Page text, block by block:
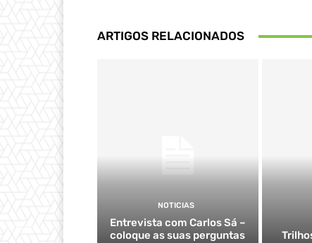
ARTIGOS RELACIONADOS
NOTICIAS
Entrevista com Carlos Sá –
coloque as suas perguntas